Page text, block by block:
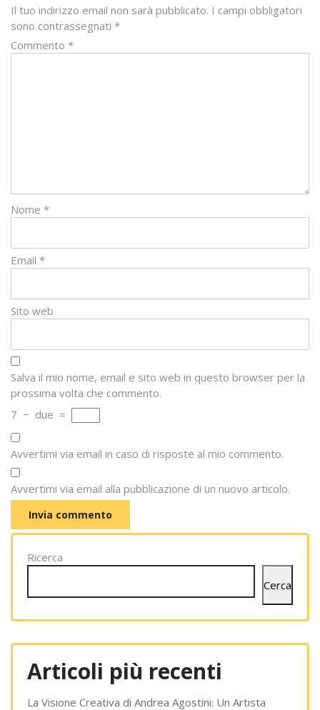
Il tuo indirizzo email non sarà pubblicato. I campi obbligatori
sono contrassegnati *
Commento *
Nome *
Email *
Sito web
Salva il mio nome, email e sito web in questo browser per la
prossima volta che commento.
7 − due =
Avvertimi via email in caso di risposte al mio commento.
Avvertimi via email alla pubblicazione di un nuovo articolo.
Ricerca
Cerca
Articoli più recenti
La Visione Creativa di Andrea Agostini: Un Artista